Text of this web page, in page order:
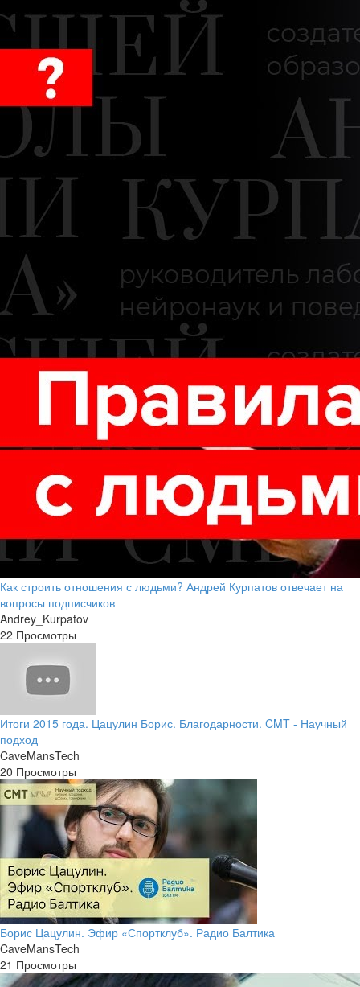
Как строить отношения с людьми? Андрей Курпатов отвечает на
вопросы подписчиков
Andrey_Kurpatov
22 Просмотры
Итоги 2015 года. Цацулин Борис. Благодарности. CMT - Научный
подход
CaveMansTech
20 Просмотры
Борис Цацулин. Эфир «Спортклуб». Радио Балтика
CaveMansTech
21 Просмотры